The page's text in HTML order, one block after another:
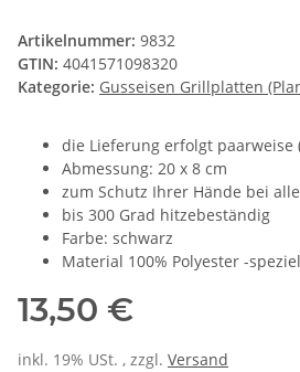
Artikelnummer: 9832
GTIN: 4041571098320
Kategorie: Gusseisen Grillplatten
die Lieferung erfolgt paarweise
Abmessung: 20 x 8 cm
zum Schutz Ihrer Hände bei
bis 300 Grad hitzebeständig
Farbe: schwarz
Material 100% Polyester -
13,50 €
inkl. 19% USt. , zzgl. Versand